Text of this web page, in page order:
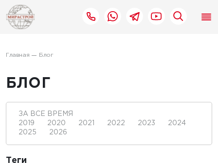
Главная Блог
БЛОГ
ЗА ВСЕ ВРЕМЯ
2019
2020 2021 2022 2023
2024
2025
2026
Теги